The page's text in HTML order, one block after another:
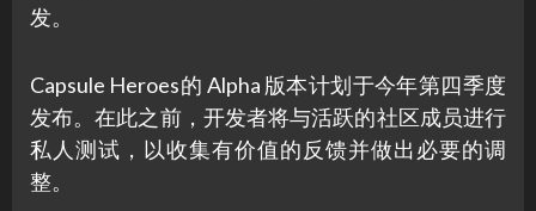
发。
Capsule Heroes的 Alpha 版本计划于今年第四季度
发布。在此之前，开发者将与活跃的社区成员进行
私人测试，以收集有价值的反馈并做出必要的调
整。